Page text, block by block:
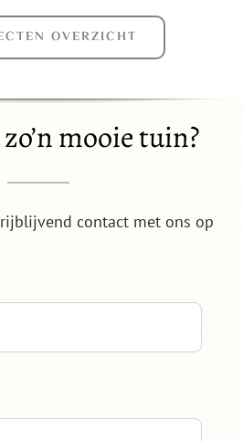
OVERZICHT
mooie tuin?
contact met ons op